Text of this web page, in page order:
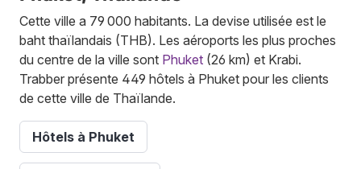
Cette ville a 79 000 habitants. La devise utilisée est le
baht thaïlandais (THB). Les aéroports les plus proches
du centre de la ville sont Phuket (26 km) et Krabi.
Trabber présente 449 hôtels à Phuket pour les clients
de cette ville de Thaïlande.
Hôtels à Phuket